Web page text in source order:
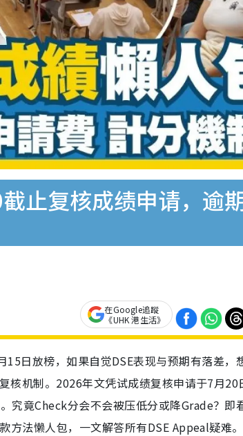
止复核成绩申请，逾
在Google追蹤
《UHK 港生活》
日放榜，如果自觉DSE表现与预期有落差，
机制。2026年文凭试成绩复核申请于7月20
竟Check分会不会被压低分或降Grade？即
法懒人包，一文解答所有DSE Appeal疑难。